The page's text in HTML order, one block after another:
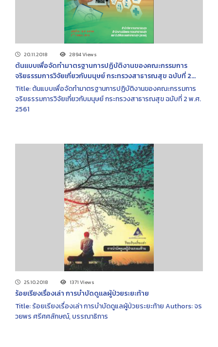
20.11.2018 2894 Views
ต้นแบบเพื่อจัดทำมาตรฐานการปฏิบัติงานของคณะกรรมการ
จริยธรรมการวิจัยเกี่ยวกับมนุษย์ กระทรวงสาธารณสุข ฉบับที่ 2
พ.ศ. 2561
Title: ต้นแบบเพื่อจัดทำมาตรฐานการปฏิบัติงานของคณะกรรมการ
จริยธรรมการวิจัยเกี่ยวกับมนุษย์ กระทรวงสาธารณสุข ฉบับที่ 2 พ.ศ.
2561
25.10.2018 1371 Views
ร้อยเรียงเรื่องเล่า การบำบัดดูแลผู้ป่วยระยะท้าย
Title: ร้อยเรียงเรื่องเล่า การบำบัดดูแลผู้ป่วยระยะท้าย Authors: จร
วยพร ศรีศศลักษณ์, บรรณาธิการ